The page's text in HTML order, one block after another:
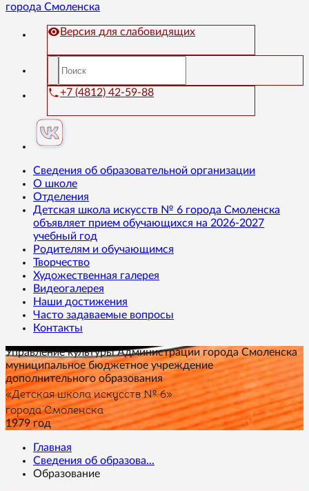
города Смоленска
Версия для слабовидящих
+7 (4812) 42-59-88
Сведения об образовательной организации
О школе
Отделения
Детская школа искусств № 6 города Смоленска
объявляет прием обучающихся на 2026-2027
учебный год
Родителям и обучающимся
Творчество
Художественная галерея
Видеогалерея
Наши достижения
Часто задаваемые вопросы
Контакты
Управление культуры Администрации города Смоленска
муниципальное бюджетное учреждение
дополнительного образования
«Детская школа искусств № 6»
города Смоленска
1979 год
Главная
Сведения об образова...
Образование